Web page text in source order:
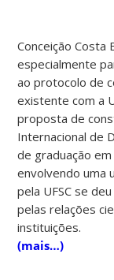
Conceição Costa
especialmente
ao protocolo de
existente com a
proposta de
Internacional de
de graduação em
envolvendo uma
pela UFSC se
pelas relações
instituições.
(mais…)